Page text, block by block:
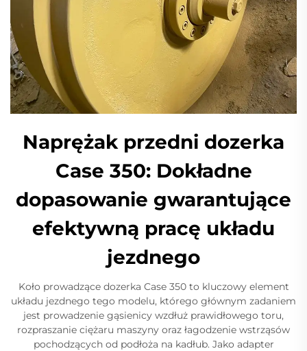
Naprężak przedni dozerka
Case 350: Dokładne
dopasowanie gwarantujące
efektywną pracę układu
jezdnego
Koło prowadzące dozerka Case 350 to kluczowy element
układu jezdnego tego modelu, którego głównym zadaniem
jest prowadzenie gąsienicy wzdłuż prawidłowego toru,
rozpraszanie ciężaru maszyny oraz łagodzenie wstrząsów
pochodzących od podłoża na kadłub. Jako adapter